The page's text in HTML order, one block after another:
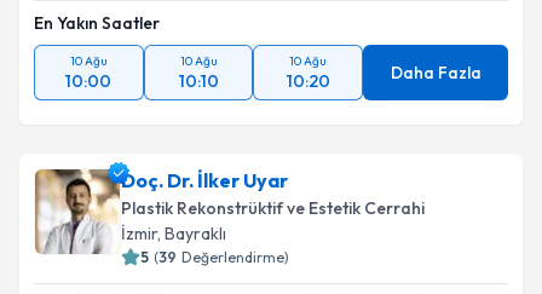
En Yakın Saatler
10 Ağu
10:00
10 Ağu
10:10
10 Ağu
10:20 Daha Fazla
Doç. Dr. İlker Uyar
Plastik Rekonstrüktif ve Estetik Cerrahi
İzmir, Bayraklı
5 (39 Değerlendirme)